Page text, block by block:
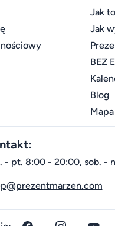
Jak
Jak
BEZ
Blog
- pt. 8:00 - 20:00, sob. -